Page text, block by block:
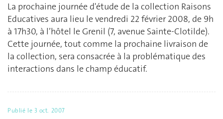
La prochaine journée d'étude de la collection Raisons
Educatives aura lieu le vendredi 22 février 2008, de 9h
à 17h30, à l’hôtel le Grenil (7, avenue Sainte-Clotilde).
Cette journée, tout comme la prochaine livraison de
la collection, sera consacrée à la problématique des
interactions dans le champ éducatif.
Publié le 3 oct. 2007